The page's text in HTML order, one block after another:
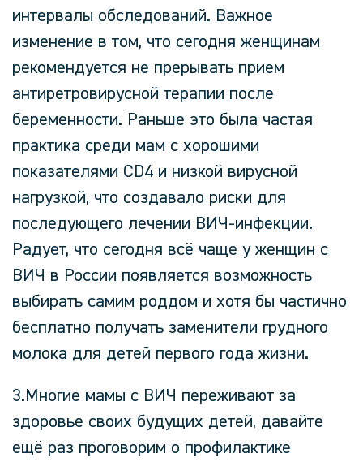
интервалы обследований. Важное
изменение в том, что сегодня женщинам
рекомендуется не прерывать прием
антиретровирусной терапии после
беременности. Раньше это была частая
практика среди мам с хорошими
показателями CD4 и низкой вирусной
нагрузкой, что создавало риски для
последующего лечении ВИЧ-инфекции.
Радует, что сегодня всё чаще у женщин с
ВИЧ в России появляется возможность
выбирать самим роддом и хотя бы частично
бесплатно получать заменители грудного
молока для детей первого года жизни.
3.Многие мамы с ВИЧ переживают за
здоровье своих будущих детей, давайте
ещё раз проговорим о профилактике